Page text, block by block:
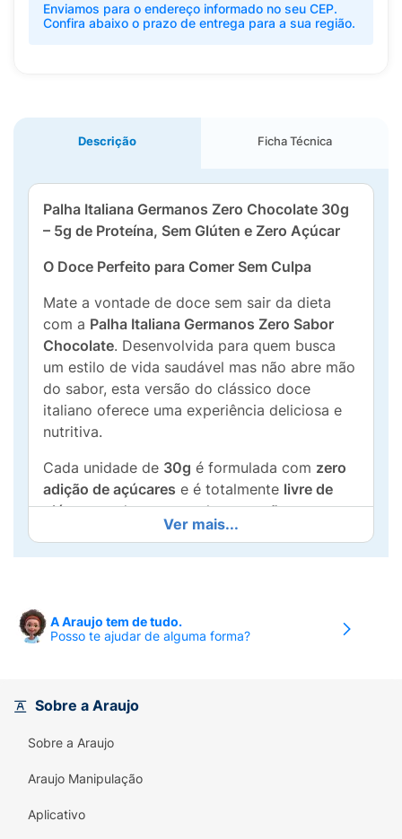
Enviamos para o endereço informado no seu CEP.
Confira abaixo o prazo de entrega para a sua região.
Descrição Ficha Técnica
Palha Italiana Germanos Zero Chocolate 30g
– 5g de Proteína, Sem Glúten e Zero Açúcar
O Doce Perfeito para Comer Sem Culpa
Mate a vontade de doce sem sair da dieta
com a Palha Italiana Germanos Zero Sabor
Chocolate. Desenvolvida para quem busca
um estilo de vida saudável mas não abre mão
do sabor, esta versão do clássico doce
italiano oferece uma experiência deliciosa e
nutritiva.
Cada unidade de 30g é formulada com zero
adição de açúcares e é totalmente livre de
glúten, sendo uma excelente opção para
celíacos ou para quem restringe o consumo
de açúcar. Além disso, é um snack funcional:
no meio do dia ou como sobremesa fit.
chocolate em uma versão saudável.
Rico em Proteína:
por porção.
Inclusivo:
Ver mais...
A Araujo tem de tudo.
Posso te ajudar de alguma forma?
Sobre a Araujo
Sobre a Araujo
Araujo Manipulação
Aplicativo